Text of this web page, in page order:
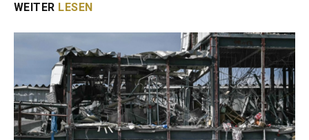
WEITER LESEN